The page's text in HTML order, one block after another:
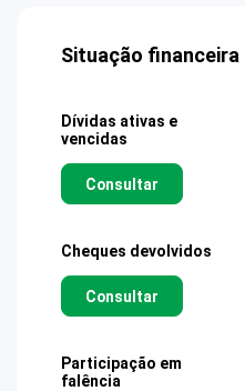
Situação financeira
Dívidas ativas e
vencidas
Consultar
Cheques devolvidos
Consultar
Participação em
falência